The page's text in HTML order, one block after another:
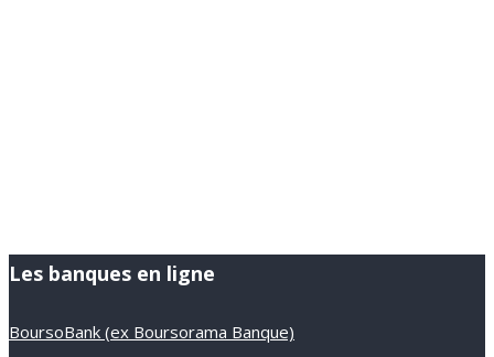
Les banques en ligne
BoursoBank (ex Boursorama Banque)